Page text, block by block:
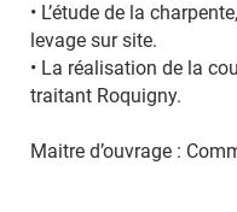
• L’étude de la
levage sur site.
• La réalisation de la
traitant Roquigny.
Maitre d’ouvrage :